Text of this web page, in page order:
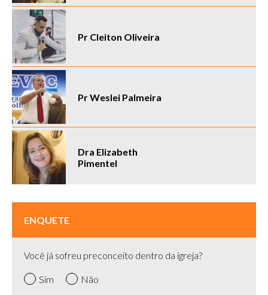
Pr Cleiton Oliveira
Pr Weslei Palmeira
Dra Elizabeth
Pimentel
ENQUETE
Você já sofreu preconceito dentro da igreja?
Sim Não